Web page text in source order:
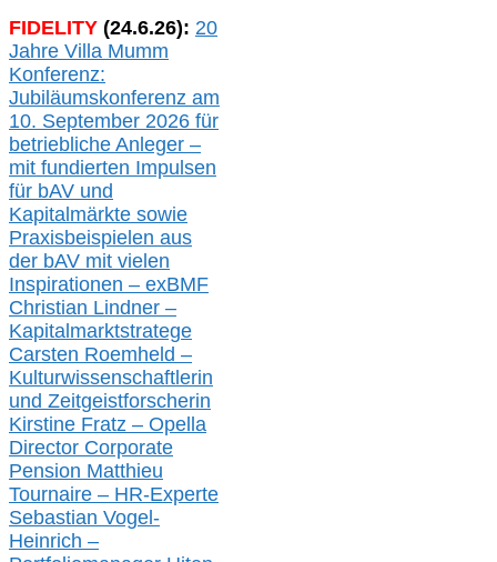
FIDELITY (24.6.26): 20
Jahre Villa Mumm
Konferenz:
Jubiläumskonferenz am
10. September 2026 für
betriebliche Anleger –
mit fundierten Impulsen
für bAV und
Kapitalmärkte sowie
Praxisbeispielen aus
der bAV mit vielen
Inspirationen – exBMF
Christian Lindner –
Kapitalmarktstratege
Carsten Roemheld –
Kulturwissenschaftlerin
und Zeitgeistforscherin
Kirstine Fratz – Opella
Director Corporate
Pension Matthieu
Tournaire – HR-Experte
Sebastian Vogel-
Heinrich –